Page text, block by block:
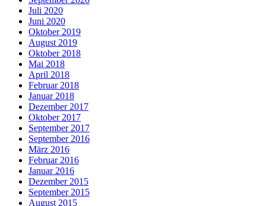
Juli 2020
Juni 2020
Oktober 2019
August 2019
Oktober 2018
Mai 2018
April 2018
Februar 2018
Januar 2018
Dezember 2017
Oktober 2017
September 2017
September 2016
März 2016
Februar 2016
Januar 2016
Dezember 2015
September 2015
August 2015